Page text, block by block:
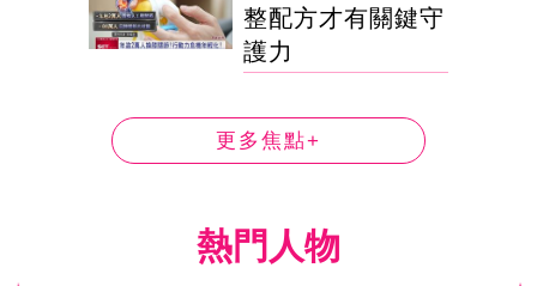
整配方才有關鍵守
護力
更多焦點+
熱門人物